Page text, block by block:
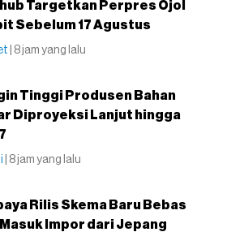
Targetkan Perpres Ojol
Sebelum 17 Agustus
| 8 jam yang lalu
Tinggi Produsen Bahan
Diproyeksi Lanjut hingga
| 8 jam yang lalu
Rilis Skema Baru Bebas
Masuk Impor dari Jepang